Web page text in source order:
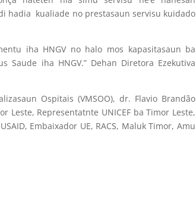
hadia kualiade no prestasaun servisu kuidado
iha HNGV no halo mos kapasitasaun ba
Saude iha HNGV.” Dehan Diretora Ezekutiva
Ospitais (VMSOO), dr. Flavio Brandão
Leste, Representatnte UNICEF ba Timor Leste,
Embaixador UE, RACS, Maluk Timor, Amu